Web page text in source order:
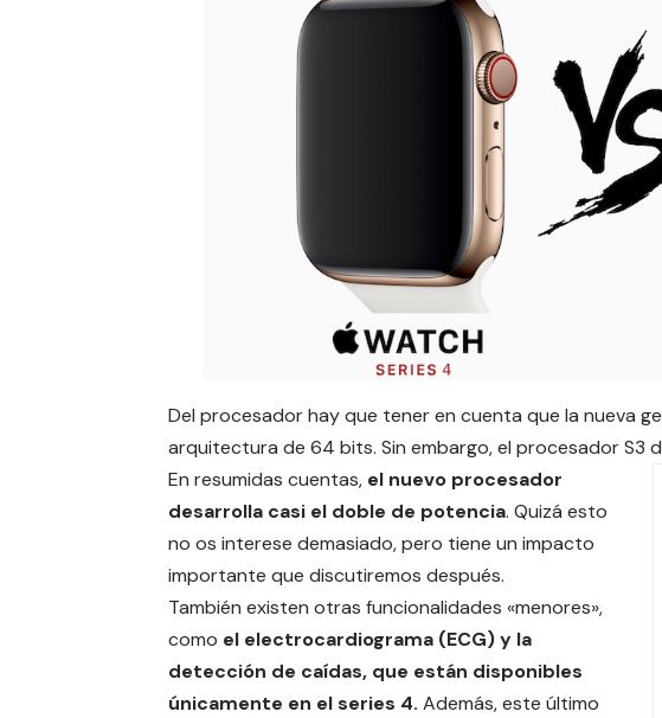
Del procesador hay que tener en cuenta que la nueva
arquitectura de 64 bits. Sin embargo, el procesador S3
En resumidas cuentas, el nuevo procesador
desarrolla casi el doble de potencia. Quizá esto
no os interese demasiado, pero tiene un impacto
importante que discutiremos después.
También existen otras funcionalidades «menores»,
como el electrocardiograma (ECG) y la
detección de caídas, que están disponibles
únicamente en el series 4. Además, este último